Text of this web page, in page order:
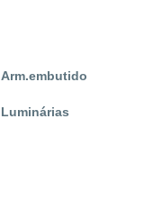
Arm.embutido
Luminárias